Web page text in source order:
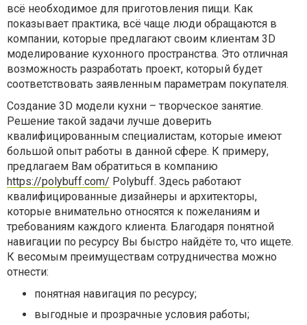
всё необходимое для приготовления пищи. Как
показывает практика, всё чаще люди обращаются в
компании, которые предлагают своим клиентам 3D
моделирование кухонного пространства. Это отличная
возможность разработать проект, который будет
соответствовать заявленным параметрам покупателя.
Создание 3D модели кухни – творческое занятие.
Решение такой задачи лучше доверить
квалифицированным специалистам, которые имеют
большой опыт работы в данной сфере. К примеру,
предлагаем Вам обратиться в компанию
https://polybuff.com/ Polybuff. Здесь работают
квалифицированные дизайнеры и архитекторы,
которые внимательно относятся к пожеланиям и
требованиям каждого клиента. Благодаря понятной
навигации по ресурсу Вы быстро найдёте то, что ищете.
К весомым преимуществам сотрудничества можно
отнести:
понятная навигация по ресурсу;
выгодные и прозрачные условия работы;